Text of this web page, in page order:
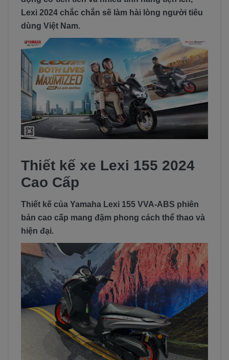
Lexi 2024 chắc chắn sẽ làm hài lòng người tiêu
dùng Việt Nam.
Thiết kế xe Lexi 155 2024
Cao Cấp
Thiết kế của Yamaha Lexi 155 VVA-ABS phiên
bản cao cấp mang đậm phong cách thể thao và
hiện đại.